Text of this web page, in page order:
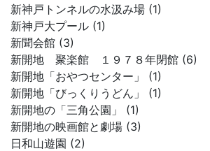
新神戸トンネルの水汲み場 (1)
新神戸大プール (1)
新聞会館 (3)
新開地 聚楽館 １９７８年閉館 (6)
新開地「おやつセンター」 (1)
新開地「びっくりうどん」 (1)
新開地の「三角公園」 (1)
新開地の映画館と劇場 (3)
日和山遊園 (2)